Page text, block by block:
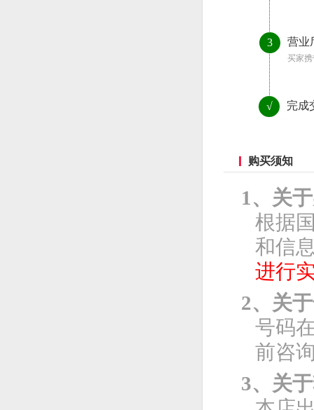
3 营业
买家
√ 完成
购买须知
1、关
根据
和信
进行
2、关
号码
前咨
3、关